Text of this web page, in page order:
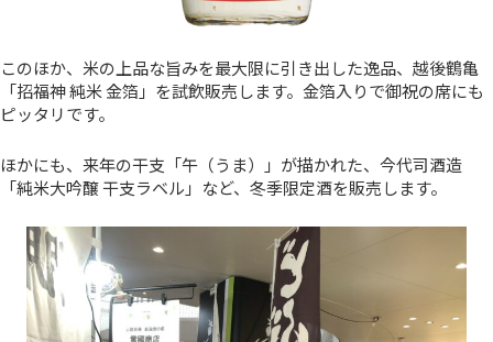
このほか、米の上品な旨みを最大限に引き出した逸品、越後鶴亀
「招福神 純米 金箔」を試飲販売します。金箔入りで御祝の席にも
ピッタリです。
ほかにも、来年の干支「午（うま）」が描かれた、今代司酒造
「純米大吟醸 干支ラベル」など、冬季限定酒を販売します。